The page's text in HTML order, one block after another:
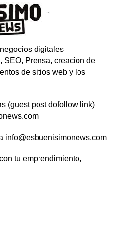
digitales
SEO, Prensa, creación de
de sitios web y los
(guest post dofollow link)
info@esbuenisimonews.com
tu emprendimiento,